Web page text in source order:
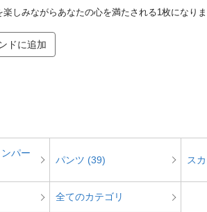
楽しみながらあなたの心を満たされる1枚になり
ドに追加
パー
パンツ (39) ス
全てのカテゴリ